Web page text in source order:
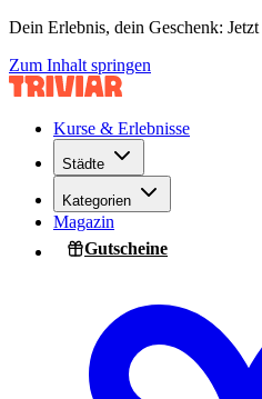
Dein Erlebnis, dein Geschenk: Jetzt
Zum Inhalt springen
Kurse & Erlebnisse
Städte
Kategorien
Magazin
Gutscheine